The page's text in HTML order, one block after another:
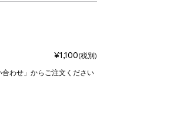
¥1,100(税別)
わせ」からご注文ください